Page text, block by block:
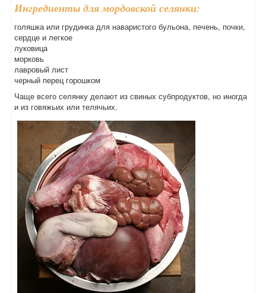
Ингредиенты для мордовской селянки:
голяшка или грудинка для наваристого бульона, печень, почки,
сердце и легкое
луковица
морковь
лавровый лист
черный перец горошком
Чаще всего селянку делают из свиных субпродуктов, но иногда
и из говяжьих или телячьих.